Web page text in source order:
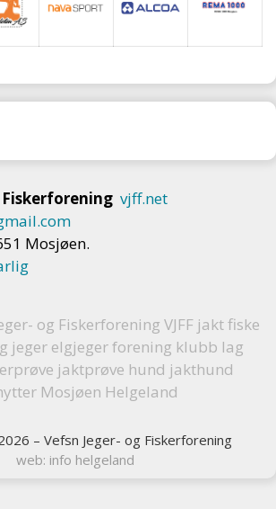
Fiskerforening vjff.net
Mosjøen.
og Fiskerforening VJFF jakt fiske
jeger elgjeger forening klubb lag
jaktprøve hund jakthund
Mosjøen Helgeland
– Vefsn Jeger- og Fiskerforening
web: info helgeland